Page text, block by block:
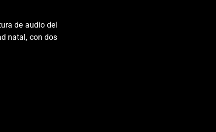
natal, con dos